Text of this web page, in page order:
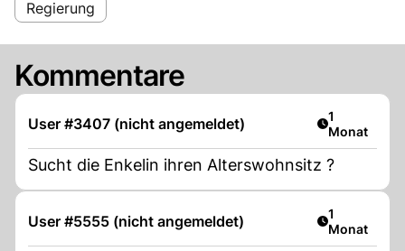
Regierung
Kommentare
User #3407 (nicht angemeldet) Artikel
1
Monat
Sucht die Enkelin ihren Alterswohnsitz ?
User #5555 (nicht angemeldet) Artikel
1
Monat